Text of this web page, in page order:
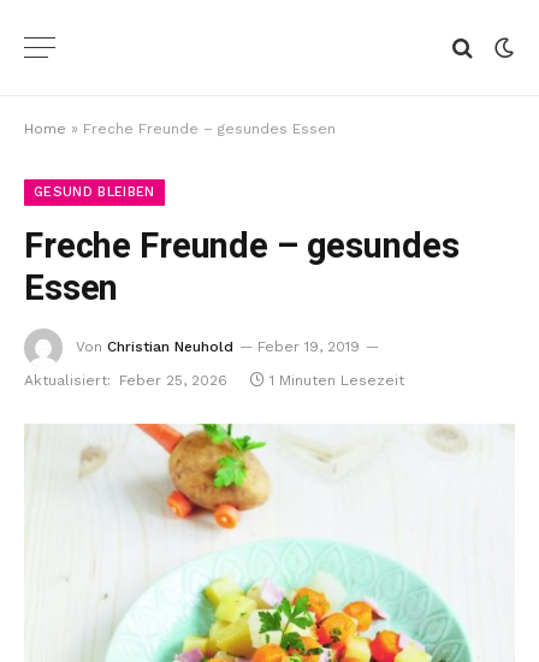
Home » Freche Freunde – gesundes Essen
GESUND BLEIBEN
Freche Freunde – gesundes
Essen
Von Christian Neuhold
Feber 19, 2019
Aktualisiert:
Feber 25, 2026 1 Minuten Lesezeit